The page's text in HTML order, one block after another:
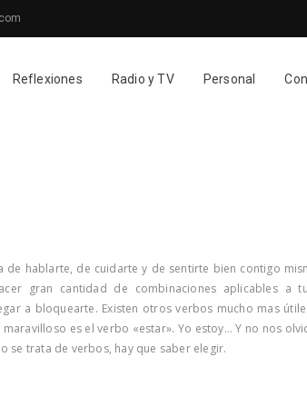
Reflexiones Radio y TV Personal
hablarte, de cuidarte y de sentirte bien contigo
gran cantidad de combinaciones aplicables a
a bloquearte. Existen otros verbos mucho mas
es el verbo «estar». Yo estoy… Y no nos
se trata de verbos, hay que saber elegir.